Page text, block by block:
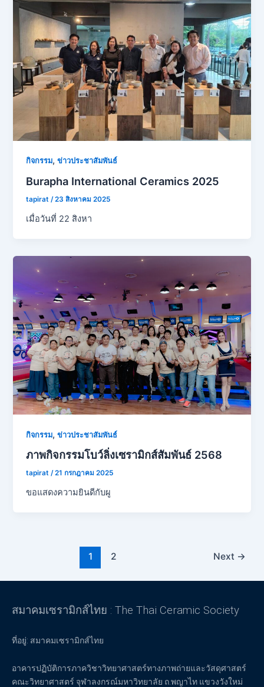
กิจกรรม,ข่าวประชาสัมพันธ์
Burapha International Ceramics 2025
tapirat/23 สิงหาคม 2025
เมื่อวันที่ 22 สิงหา
กิจกรรม,ข่าวประชาสัมพันธ์
ภาพกิจกรรมโบว์ลิ่งเซรามิกส์สัมพันธ์ 2568
tapirat/21 กรกฎาคม 2025
ขอแสดงความยินดีกับผู
1 2 Next →
สมาคมเซรามิกส์ไทย : The Thai Ceramic Society
ที่อยู่: สมาคมเซรามิกส์ไทย
อาคารปฏิบัติการภาควิชาวิทยาศาสตร์ทางภาพถ่ายและวัสดุศาสตร์
คณะวิทยาศาสตร์ จุฬาลงกรณ์มหาวิทยาลัย ถ.พญาไท แขวงวังใหม่